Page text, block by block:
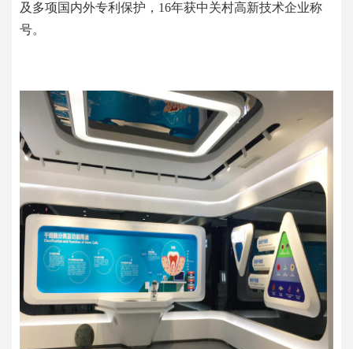
及多项国内外专利保护，16年获中关村高新技术企业称
号。